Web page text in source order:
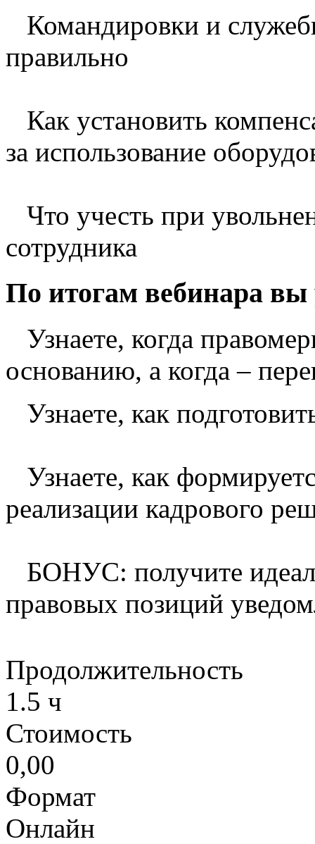
Командировки и
правильно
Как установить
за использование
Что учесть при
сотрудника
По итогам вебинара вы
Узнаете, когда
основанию, а когда –
Узнаете, как
Узнаете, как
реализации кадрового
БОНУС: получите
правовых позиций
Продолжительность
1.5 ч
Стоимость
0,00
Формат
Онлайн